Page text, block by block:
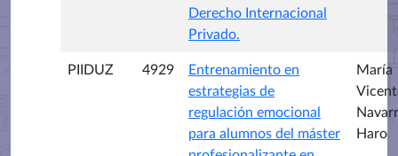
Derecho Internacional
Privado.
PIIDUZ 4929
Entrenamiento en
estrategias de
regulación emocional
para alumnos del máster
María
Haro